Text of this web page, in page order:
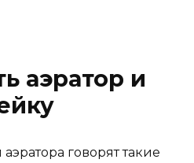
аэратор и
говорят такие